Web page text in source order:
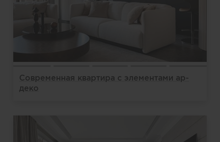
Современная квартира с элементами ар-
деко